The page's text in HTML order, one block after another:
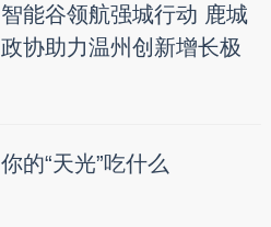
智能谷领航强城行动 鹿城
政协助力温州创新增长极
你的“天光”吃什么